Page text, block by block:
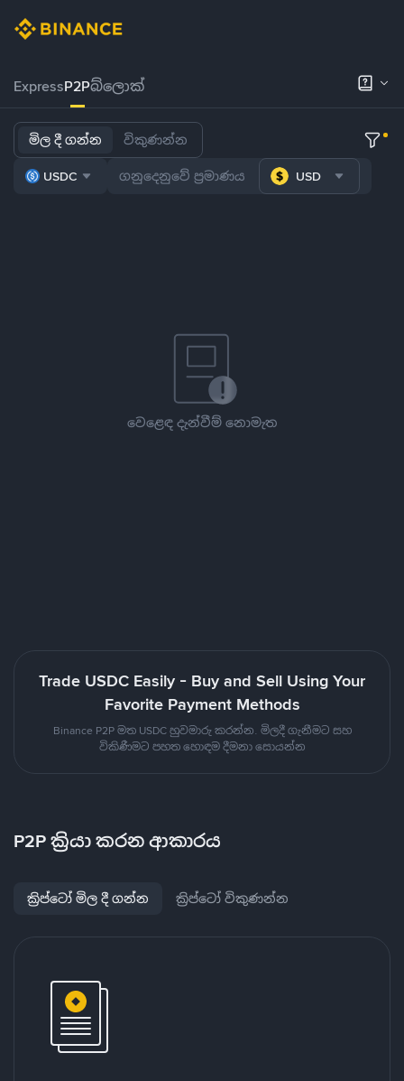
ExpressP2Pබ්ලොක්
මිල දී ගන්න විකුණන්න
USDC USD
වෙළෙඳ දැන්වීම් නොමැත
Trade USDC Easily - Buy and Sell Using Your
Favorite Payment Methods
Binance P2P මත USDC හුවමාරු කරන්න. මිලදී ගැනීමට සහ
විකිණීමට පහත හොඳම දීමනා සොයන්න
P2P ක්‍රියා කරන ආකාරය
ක්‍රිප්ටෝ මිල දී ගන්න ක්‍රිප්ටෝ විකුණන්න